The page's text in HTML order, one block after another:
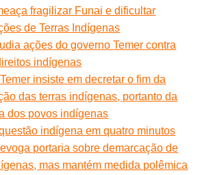
fragilizar Funai e dificultar
de Terras Indígenas
ações do governo Temer contra
indígenas
insiste em decretar o fim da
das terras indígenas, portanto da
dos povos indígenas
indígena em quatro minutos
portaria sobre demarcação de
mas mantém medida polêmica